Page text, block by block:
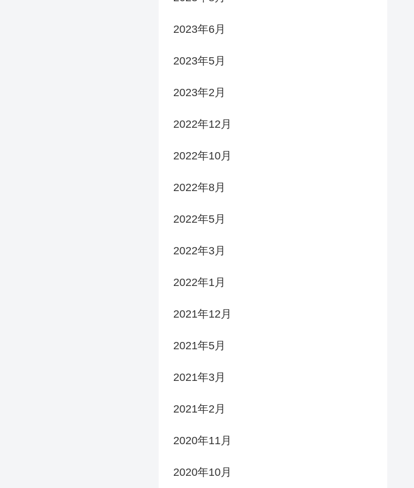
2023年6月
2023年5月
2023年2月
2022年12月
2022年10月
2022年8月
2022年5月
2022年3月
2022年1月
2021年12月
2021年5月
2021年3月
2021年2月
2020年11月
2020年10月